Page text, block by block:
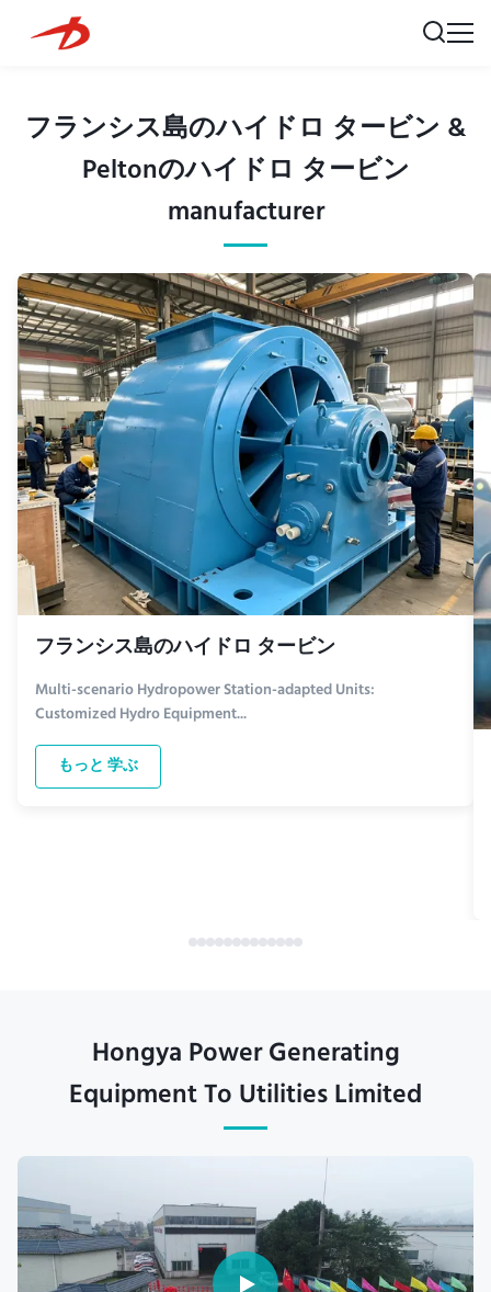
フランシス島のハイドロ タービン &
Peltonのハイドロ タービン
manufacturer
フランシス島のハイドロ タービン
Multi-scenario Hydropower Station-adapted Units:
Customized Hydro Equipment...
もっと 学ぶ
Hongya Power Generating
Equipment To Utilities Limited